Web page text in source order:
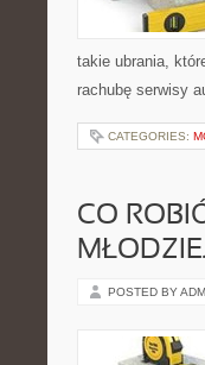
takie ubrania,
rachubę serwisy
CATEGORIES:
CO
POSTED BY